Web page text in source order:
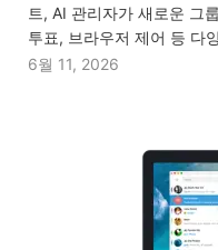
트, AI 관리자가 새로운 그
투표, 브라우저 제어 등 다
6월 11, 2026